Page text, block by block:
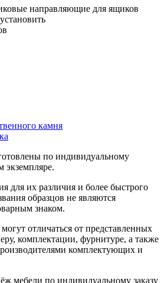
направляющие для ящиков
камня
по индивидуальному
экземпляре.
для их различия и более быстрого
образцов не являются
знаком.
отличаться от представленных
комплектации, фурнитуре, а также
комплектующих и
мебели по индивидуальному заказу